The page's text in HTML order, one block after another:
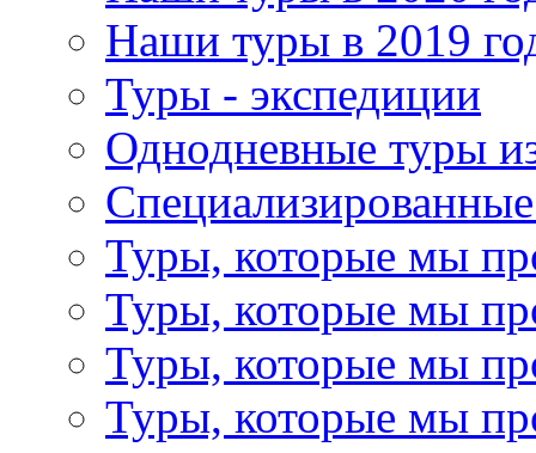
Наши туры в 2019
Туры - экспедиции
Однодневные туры
Туры, которые мы
Туры, которые мы
Туры, которые мы
Туры, которые мы